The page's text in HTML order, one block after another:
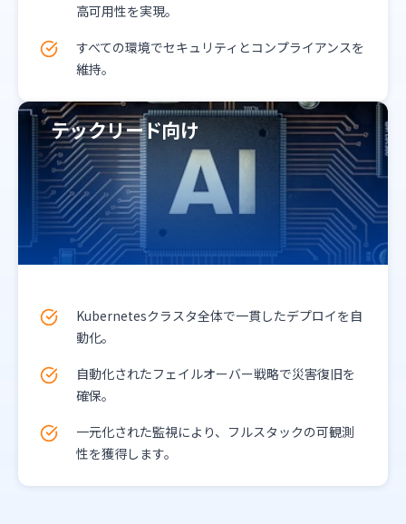
高可用性を実現。
すべての環境でセキュリティとコンプライアンスを
維持。
テックリード向け
Kubernetesクラスタ全体で一貫したデプロイを自
動化。
自動化されたフェイルオーバー戦略で災害復旧を
確保。
一元化された監視により、フルスタックの可観測
性を獲得します。